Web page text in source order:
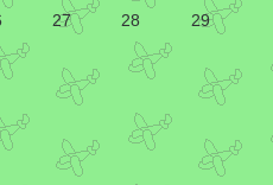
すか」としか答えようがない
ても同様です
27 28
29